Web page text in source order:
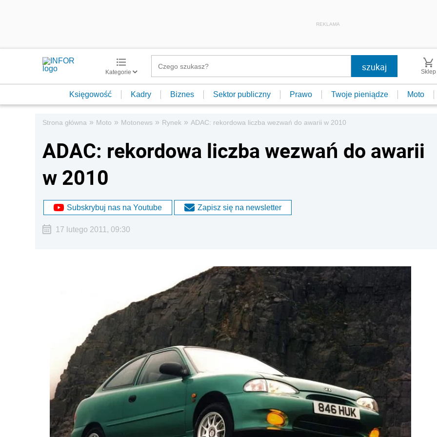
REKLAMA
Kategorie Sklep
Księgowość Kadry Biznes Sektor publiczny Prawo Twoje pieniądze Moto
Strona główna » Moto » Motonews » Rynek » ADAC: rekordowa liczba wezwań do awarii w 2010
ADAC: rekordowa liczba wezwań do awarii
w 2010
Subskrybuj nas na Youtube Zapisz się na newsletter
17 lutego 2011, 09:30